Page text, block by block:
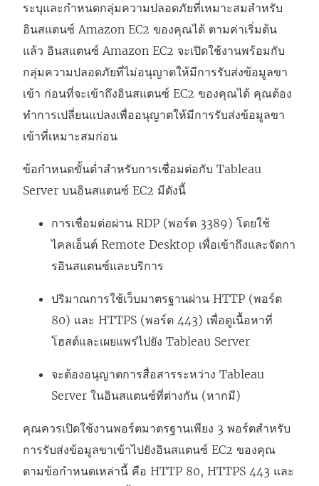
ระบุและกำหนดกลุ่มความปลอดภัยที่เหมาะสมสำหรับ
อินสแตนซ์ Amazon EC2 ของคุณได้ ตามค่าเริ่มต้น
แล้ว อินสแตนซ์ Amazon EC2 จะเปิดใช้งานพร้อมกับ
กลุ่มความปลอดภัยที่ไม่อนุญาตให้มีการรับส่งข้อมูลขา
เข้า ก่อนที่จะเข้าถึงอินสแตนซ์ EC2 ของคุณได้ คุณต้อง
ทำการเปลี่ยนแปลงเพื่ออนุญาตให้มีการรับส่งข้อมูลขา
เข้าที่เหมาะสมก่อน
ข้อกำหนดขั้นต่ำสำหรับการเชื่อมต่อกับ Tableau
Server บนอินสแตนซ์ EC2 มีดังนี้
การเชื่อมต่อผ่าน RDP (พอร์ต 3389) โดยใช้
ไคลเอ็นต์ Remote Desktop เพื่อเข้าถึงและจัดกา
รอินสแตนซ์และบริการ
ปริมาณการใช้เว็บมาตรฐานผ่าน HTTP (พอร์ต
80) และ HTTPS (พอร์ต 443) เพื่อดูเนื้อหาที่
โฮสต์และเผยแพร่ไปยัง Tableau Server
จะต้องอนุญาตการสื่อสารระหว่าง Tableau
Server ในอินสแตนซ์ที่ต่างกัน (หากมี)
คุณควรเปิดใช้งานพอร์ตมาตรฐานเพียง 3 พอร์ตสำหรับ
การรับส่งข้อมูลขาเข้าไปยังอินสแตนซ์ EC2 ของคุณ
ตามข้อกำหนดเหล่านี้ คือ HTTP 80, HTTPS 443 และ